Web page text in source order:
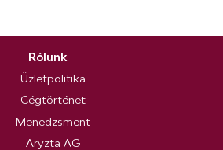
Rólunk
Üzletpolitika
Cégtörténet
Menedzsment
Aryzta AG